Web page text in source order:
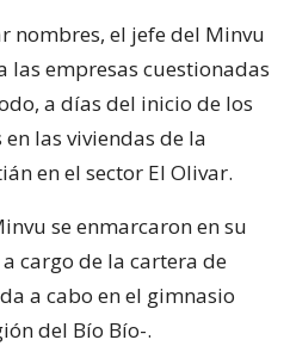
nombres, el jefe del Minvu
las empresas cuestionadas
a días del inicio de los
las viviendas de la
en el sector El Olivar.
se enmarcaron en su
cargo de la cartera de
a cabo en el gimnasio
del Bío Bío-.